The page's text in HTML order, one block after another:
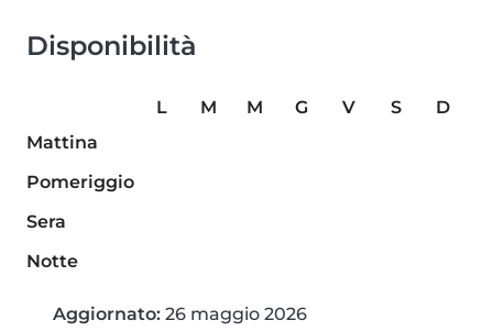
Disponibilità
L M M G V S
D
Mattina
Pomeriggio
Sera
Notte
Aggiornato: 26 maggio 2026